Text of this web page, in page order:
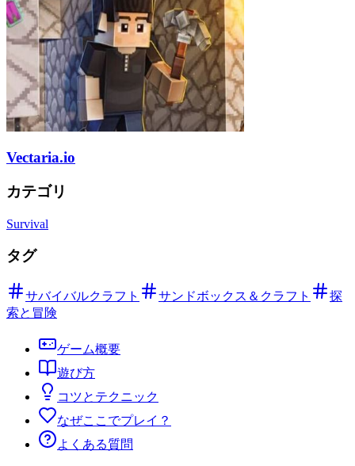
Vectaria.io
カテゴリ
Survival
タグ
サバイバルクラフト サンドボックス＆クラフト
探
索と冒険
ゲーム概要
遊び方
コツとテクニック
なぜここでプレイ？
よくある質問